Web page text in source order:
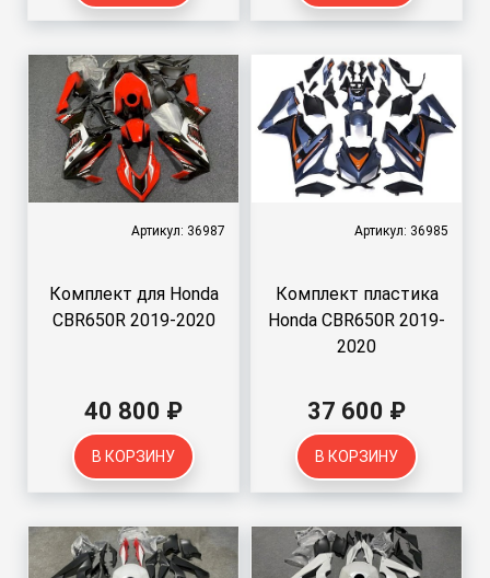
Артикул: 36987
Комплект для Honda
CBR650R 2019-2020
40 800 ₽
В КОРЗИНУ
Артикул: 36985
Комплект пластика
Honda CBR650R 2019-
2020
37 600 ₽
В КОРЗИНУ